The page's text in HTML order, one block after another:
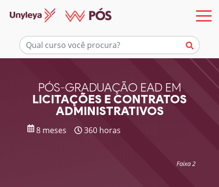
PÓS-GRADUAÇÃO EAD EM
LICITAÇÕES E CONTRATOS
ADMINISTRATIVOS
8 meses 360 horas
Faixa 2
Mais informações